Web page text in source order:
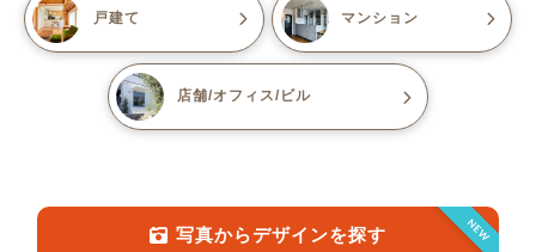
戸建て マンション
店舗/オフィス/ビル
NEW
写真からデザインを探す